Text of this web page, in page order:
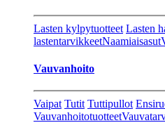
Lasten kylpytuotteet Lasten
lastentarvikkeetNaamiaisasut
Vauvanhoito
Vaipat Tutit Tuttipullot
Vauvanhoitotuotteet